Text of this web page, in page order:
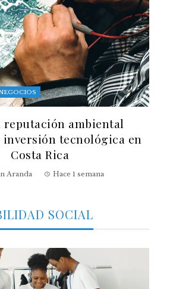
reputación ambiental
tecnológica en
Costa Rica
Aranda Hace 1 semana
SOCIAL